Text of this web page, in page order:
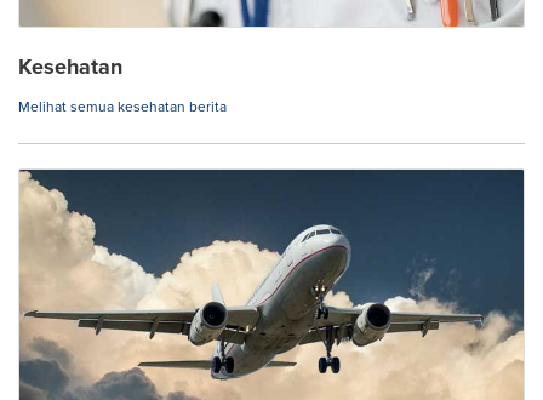
Kesehatan
Melihat semua kesehatan berita